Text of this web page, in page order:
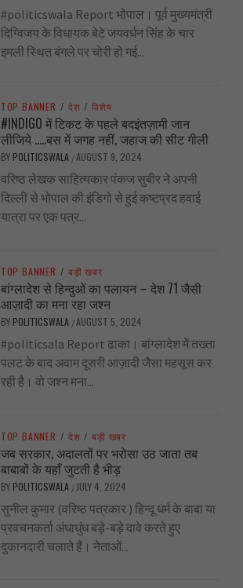
#politicswala Report भोपाल। पूर्व मुख्यमंत्री
दिग्विजय के विधायक बेटे जयवर्धन सिंह के चार
इमली स्थित बंगले पर चोरी हो गई...
TOP BANNER / देश / विशेष
#INDIGO में टिकट के पहले बदइंतज़ामी जान
लीजिये …..बस में जगह नहीं, जहाज की सीट गीली
BY POLITICSWALA /AUGUST 9, 2024
वरिष्ठ लेखक साहित्यकार पंकज सुबीर ने अपनी
दिल्ली से भोपाल की इंडिगो से हुई कष्टप्रद हवाई
यात्रा पर एक पत्र...
TOP BANNER / बड़ी खबर
बांग्लादेश से हिन्दुओं का पलायन – देश 71 जैसी
आज़ादी का मना रहा जश्न
BY POLITICSWALA /AUGUST 5, 2024
#politicsala Report ढाका। बांग्लादेश में तख्ता
पलट के बाद अवाम दूसरी आज़ादी जैसा महसूस कर
रही है। वो जश्न मना...
TOP BANNER / देश / बड़ी खबर
जब सरकार, अदालतों पर भरोसा उठ जाता तब
बाबाबों के यहाँ जुटती है भीड़
BY POLITICSWALA / JULY 4, 2024
सुनील कुमार (वरिष्ठ पत्रकार ) हिन्दू धर्म के बाबा या
प्रवचनकर्ता अंधाधुंध बड़े-बड़े दावे करते हुए
दुकानदारी चलाते हैं। नेताओं...